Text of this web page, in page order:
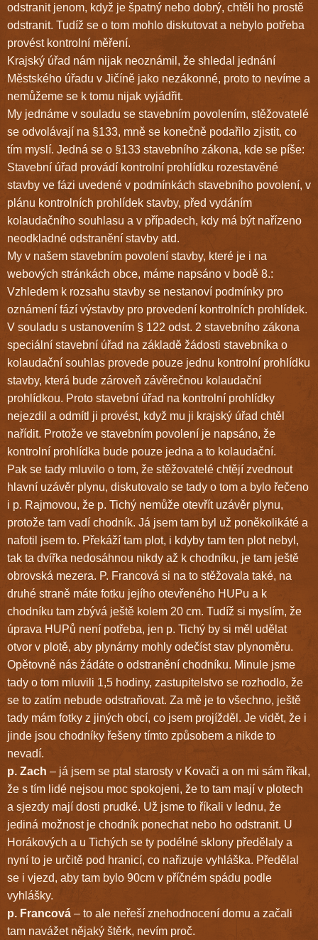
odstranit jenom, když je špatný nebo dobrý, chtěli ho prostě
odstranit. Tudíž se o tom mohlo diskutovat a nebylo potřeba
provést kontrolní měření.
Krajský úřad nám nijak neoznámil, že shledal jednání
Městského úřadu v Jičíně jako nezákonné, proto to nevíme a
nemůžeme se k tomu nijak vyjádřit.
My jednáme v souladu se stavebním povolením, stěžovatelé
se odvolávají na §133, mně se konečně podařilo zjistit, co
tím myslí. Jedná se o §133 stavebního zákona, kde se píše:
Stavební úřad provádí kontrolní prohlídku rozestavěné
stavby ve fázi uvedené v podmínkách stavebního povolení, v
plánu kontrolních prohlídek stavby, před vydáním
kolaudačního souhlasu a v případech, kdy má být nařízeno
neodkladné odstranění stavby atd.
My v našem stavebním povolení stavby, které je i na
webových stránkách obce, máme napsáno v bodě 8.:
Vzhledem k rozsahu stavby se nestanoví podmínky pro
oznámení fází výstavby pro provedení kontrolních prohlídek.
V souladu s ustanovením § 122 odst. 2 stavebního zákona
speciální stavební úřad na základě žádosti stavebníka o
kolaudační souhlas provede pouze jednu kontrolní prohlídku
stavby, která bude zároveň závěrečnou kolaudační
prohlídkou. Proto stavební úřad na kontrolní prohlídky
nejezdil a odmítl ji provést, když mu ji krajský úřad chtěl
nařídit. Protože ve stavebním povolení je napsáno, že
kontrolní prohlídka bude pouze jedna a to kolaudační.
Pak se tady mluvilo o tom, že stěžovatelé chtějí zvednout
hlavní uzávěr plynu, diskutovalo se tady o tom a bylo řečeno
i p. Rajmovou, že p. Tichý nemůže otevřít uzávěr plynu,
protože tam vadí chodník. Já jsem tam byl už poněkolikáté a
nafotil jsem to. Překáží tam plot, i kdyby tam ten plot nebyl,
tak ta dvířka nedosáhnou nikdy až k chodníku, je tam ještě
obrovská mezera. P. Francová si na to stěžovala také, na
druhé straně máte fotku jejího otevřeného HUPu a k
chodníku tam zbývá ještě kolem 20 cm. Tudíž si myslím, že
úprava HUPů není potřeba, jen p. Tichý by si měl udělat
otvor v plotě, aby plynárny mohly odečíst stav plynoměru.
Opětovně nás žádáte o odstranění chodníku. Minule jsme
tady o tom mluvili 1,5 hodiny, zastupitelstvo se rozhodlo, že
se to zatím nebude odstraňovat. Za mě je to všechno, ještě
tady mám fotky z jiných obcí, co jsem projížděl. Je vidět, že i
jinde jsou chodníky řešeny tímto způsobem a nikde to
nevadí.
p. Zach – já jsem se ptal starosty v Kovači a on mi sám říkal,
že s tím lidé nejsou moc spokojeni, že to tam mají v plotech
a sjezdy mají dosti prudké. Už jsme to říkali v lednu, že
jediná možnost je chodník ponechat nebo ho odstranit. U
Horákových a u Tichých se ty podélné sklony předělaly a
nyní to je určitě pod hranicí, co nařizuje vyhláška. Předělal
se i vjezd, aby tam bylo 90cm v příčném spádu podle
vyhlášky.
p. Francová – to ale neřeší znehodnocení domu a začali
tam navážet nějaký štěrk, nevím proč.